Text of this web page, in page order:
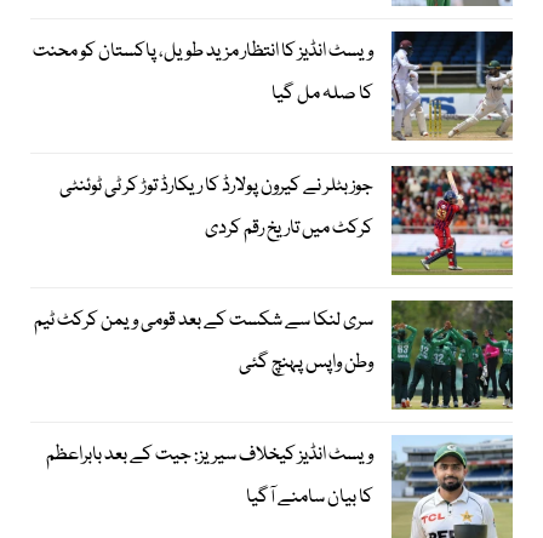
ویسٹ انڈیز کا انتظار مزید طویل، پاکستان کو محنت
کا صلہ مل گیا
جوز بٹلر نے کیرون پولارڈ کا ریکارڈ توڑ کر ٹی ٹوئنٹی
کرکٹ میں تاریخ رقم کردی
سری لنکا سے شکست کے بعد قومی ویمن کرکٹ ٹیم
وطن واپس پہنچ گئی
ویسٹ انڈیز کیخلاف سیریز: جیت کے بعد بابراعظم
کا بیان سامنے آگیا